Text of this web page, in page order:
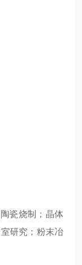
瓷烧制；晶体
研究；粉末冶